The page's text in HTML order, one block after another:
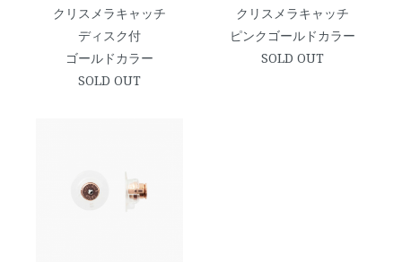
クリスメラキャッチ
ディスク付
ゴールドカラー
SOLD OUT
クリスメラキャッチ
ピンクゴールドカラー
SOLD OUT